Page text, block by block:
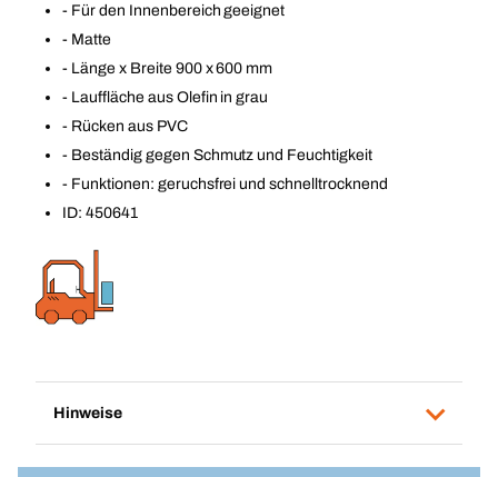
- Für den Innenbereich geeignet
- Matte
- Länge x Breite 900 x 600 mm
- Lauffläche aus Olefin in grau
- Rücken aus PVC
- Beständig gegen Schmutz und Feuchtigkeit
- Funktionen: geruchsfrei und schnelltrocknend
ID: 450641
Hinweise